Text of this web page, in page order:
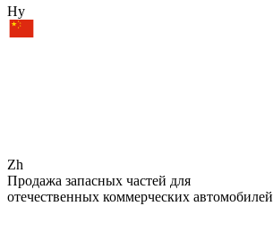
Hy
Zh
Продажа запасных частей для
отечественных коммерческих автомобилей